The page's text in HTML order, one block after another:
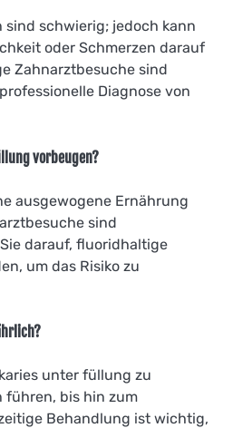
schwierig; jedoch kann
oder Schmerzen darauf
Zahnarztbesuche sind
Diagnose von
vorbeugen?
ausgewogene Ernährung
sind
darauf, fluoridhaltige
um das Risiko zu
unter füllung zu
führen, bis hin zum
Behandlung ist wichtig,